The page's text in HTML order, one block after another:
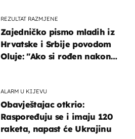
REZULTAT RAZMJENE
Zajedničko pismo mladih iz
Hrvatske i Srbije povodom
Oluje: "Ako si rođen nakon
ALARM U KIJEVU
Obavještajac otkrio:
Raspoređuju se i imaju 120
raketa, napast će Ukrajinu